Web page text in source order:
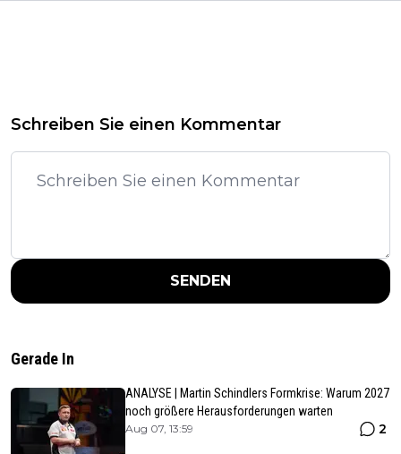
Schreiben Sie einen Kommentar
SENDEN
Gerade In
ANALYSE | Martin Schindlers Formkrise: Warum 2027
noch größere Herausforderungen warten
Aug 07, 13:59 2